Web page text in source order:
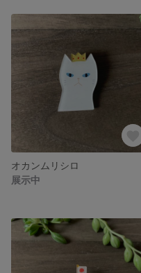
オカンムリシロ
展示中